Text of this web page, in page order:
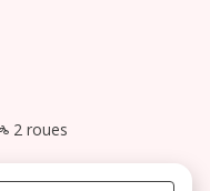
2 roues